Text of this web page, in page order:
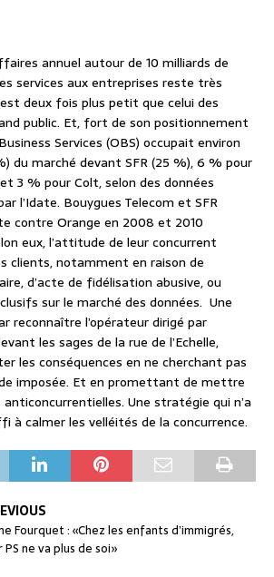
annuel autour de 10 milliards de
services aux entreprises reste très
deux fois plus petit que celui des
public. Et, fort de son positionnement
Services (OBS) occupait environ
du marché devant SFR (25 %), 6 % pour
3 % pour Colt, selon des données
l’Idate. Bouygues Telecom et SFR
contre Orange en 2008 et 2010
eux, l’attitude de leur concurrent
clients, notamment en raison de
d’acte de fidélisation abusive, ou
sur le marché des données. Une
reconnaître l’opérateur dirigé par
les sages de la rue de l’Echelle,
les conséquences en ne cherchant pas
imposée. Et en promettant de mettre
Une stratégie qui n’a
à calmer les velléités de la concurrence.
Fourquet : «Chez les enfants d’immigrés,
ne va plus de soi»